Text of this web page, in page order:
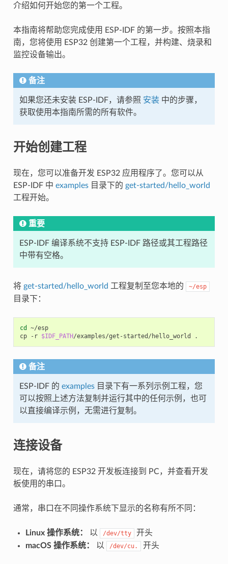
介绍如何开始您的第一个工程。
本指南将帮助您完成使用 ESP-IDF 的第一步。按照本指
南，您将使用 ESP32 创建第一个工程，并构建、烧录和
监控设备输出。
备注
如果您还未安装 ESP-IDF，请参照 安装中的步骤，
获取使用本指南所需的所有软件。
开始创建工程
现在，您可以准备开发 ESP32 应用程序了。您可以从
ESP-IDF 中 examples目录下的 get-started/hello_world
工程开始。
重要
ESP-IDF 编译系统不支持 ESP-IDF 路径或其工程路径
中带有空格。
将 get-started/hello_world 工程复制至您本地的 ~/esp
目录下：
cd
~/esp
cp -r $IDF_PATH
备注
ESP-IDF 的 examples目录下有一系列示例工程，您
可以按照上述方法复制并运行其中的任何示例，也可
以直接编译示例，无需进行复制。
连接设备
现在，请将您的 ESP32 开发板连接到 PC，并查看开发
板使用的串口。
通常，串口在不同操作系统下显示的名称有所不同：
Linux 操作系统： 以 /dev/tty
开头
macOS 操作系统：
以 /dev/cu. 开头